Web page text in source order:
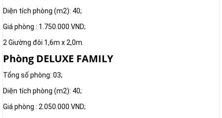
Diện tích phòng (m2): 40;
Giá phòng : 1.750.000 VND;
2 Giường đôi 1,6m x 2,0m.
Phòng DELUXE FAMILY
Tổng số phòng: 03;
Diện tích phòng (m2): 40;
Giá phòng : 2.050.000 VND;